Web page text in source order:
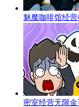
魅魔咖啡馆经
密室经营无限